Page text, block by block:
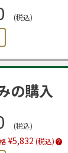
(税込)
の購入
(税込)
¥5,832 (税込)